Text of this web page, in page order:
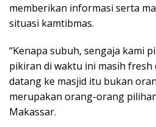
memberikan informasi serta
situasi kamtibmas.
“Kenapa subuh, sengaja kami
pikiran di waktu ini masih fresh
datang ke masjid itu bukan
merupakan orang-orang
Makassar.